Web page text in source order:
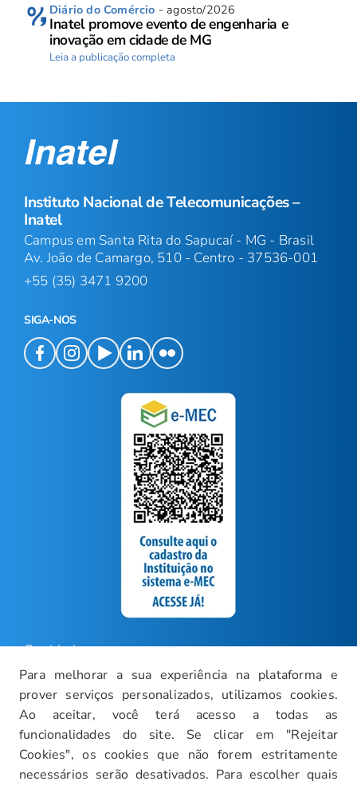
Para melhorar a sua experiência na plataforma e
prover serviços personalizados, utilizamos cookies.
Ao aceitar, você terá acesso a todas as
funcionalidades do site. Se clicar em "Rejeitar
Cookies", os cookies que não forem estritamente
necessários serão desativados. Para escolher quais
Diário do Comércio - agosto/2026
Inatel promove evento de engenharia e
inovação em cidade de MG
Leia a publicação completa
Instituto Nacional de Telecomunicações –
Inatel
Campus em Santa Rita do Sapucaí - MG - Brasil
Av. João de Camargo, 510 - Centro - 37536-001
+55 (35) 3471 9200
SIGA-NOS
Ouvidoria
Carreiras
Intranet
Política de Privacidade
Documentos Institucionais